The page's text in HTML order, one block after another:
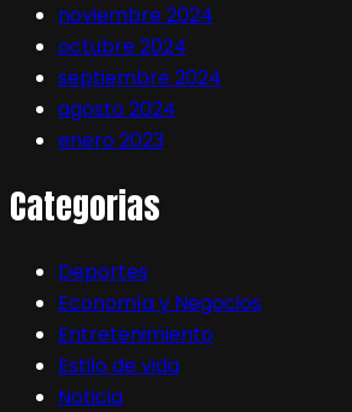
noviembre 2024
octubre 2024
septiembre 2024
agosto 2024
enero 2023
Categorias
Deportes
Economía y Negocios
Entretenimiento
Estilo de vida
Noticia